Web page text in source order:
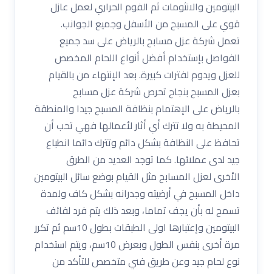
البيتومين والانثومات ثم الفوم الحراري لعمل عازل
قوي على المسبح من الأسفل وجميع الجوانب.
تعمل شركة عزل مسابح بالرياض على سد جميع
الفواصل بإستخدام أفضل أنواع اللحام المخصص
للعزل ويدوم لفترات كبيرة. بعد الإنتهاء من بالقيام
بعزل المسبح بنجاح تحرص شركة عزل مسابح
بالرياض على الإهتمام بنظافة المسبح جيدا والمنطقة
المحيطة به ولا تترك أي أثار لأعمالها فهي تحب أن
تحافظ على النظافة بشكل دائم وتترك دائما انطباع
جيد لدى عملائها. كما توجد العديد من الطرق
الأخرى لعزل المسابح مثل القيام بوضع سائل البيتومين
داخل المسبح في أرضيته وجدرانه بشكل كاف ولمدة
تسمح له بأن يجف تماما، وبعد ذلك يتم فرد لفائف
البيتومين وإعتبارها اولى الطبقات بطول 10سم ثم تكرر
مرة أخرى بنفس الطول وبعرض 10سم، ويتم استخدام
نوع لحام جيد وعن طريق فني متخصص للتأكد من